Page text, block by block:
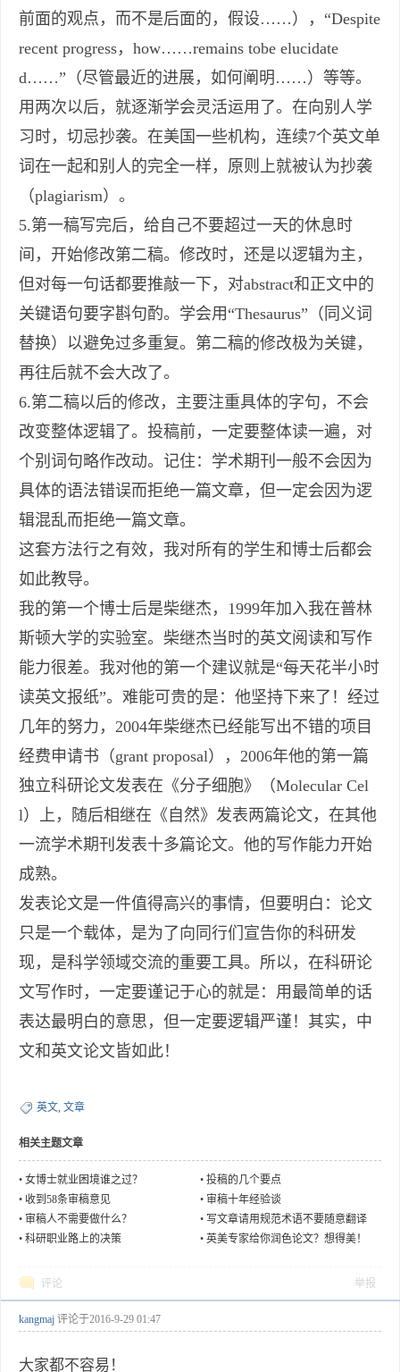
前面的观点，而不是后面的，假设……），“Despite
recent progress，how……remains tobe elucidate
d……”（尽管最近的进展，如何阐明……）等等。
用两次以后，就逐渐学会灵活运用了。在向别人学
习时，切忌抄袭。在美国一些机构，连续7个英文单
词在一起和别人的完全一样，原则上就被认为抄袭
（plagiarism）。
5.第一稿写完后，给自己不要超过一天的休息时
间，开始修改第二稿。修改时，还是以逻辑为主，
但对每一句话都要推敲一下，对abstract和正文中的
关键语句要字斟句酌。学会用“Thesaurus”（同义词
替换）以避免过多重复。第二稿的修改极为关键，
再往后就不会大改了。
6.第二稿以后的修改，主要注重具体的字句，不会
改变整体逻辑了。投稿前，一定要整体读一遍，对
个别词句略作改动。记住：学术期刊一般不会因为
具体的语法错误而拒绝一篇文章，但一定会因为逻
辑混乱而拒绝一篇文章。
这套方法行之有效，我对所有的学生和博士后都会
如此教导。
我的第一个博士后是柴继杰，1999年加入我在普林
斯顿大学的实验室。柴继杰当时的英文阅读和写作
能力很差。我对他的第一个建议就是“每天花半小时
读英文报纸”。难能可贵的是：他坚持下来了！经过
几年的努力，2004年柴继杰已经能写出不错的项目
经费申请书（grant proposal），2006年他的第一篇
独立科研论文发表在《分子细胞》（Molecular Cel
l）上，随后相继在《自然》发表两篇论文，在其他
一流学术期刊发表十多篇论文。他的写作能力开始
成熟。
发表论文是一件值得高兴的事情，但要明白：论文
只是一个载体，是为了向同行们宣告你的科研发
现，是科学领域交流的重要工具。所以，在科研论
文写作时，一定要谨记于心的就是：用最简单的话
表达最明白的意思，但一定要逻辑严谨！其实，中
文和英文论文皆如此！
英文, 文章
相关主题文章
• 女博士就业困境谁之过？ • 投稿的几个要点
• 收到58条审稿意见 • 审稿十年经验谈
• 审稿人不需要做什么？ • 写文章请用规范术语不要随意翻译
• 科研职业路上的决策 • 英美专家给你润色论文？想得美！
评论 举报
kangmaj 评论于2016-9-29 01:47
大家都不容易！